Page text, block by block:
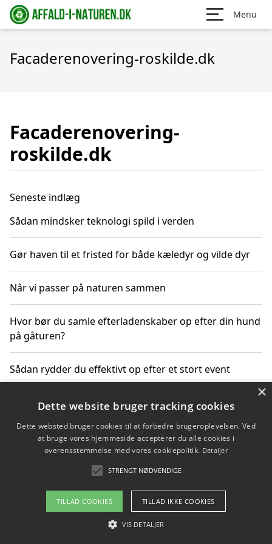
Menu
Facaderenovering-roskilde.dk
Facaderenovering-
roskilde.dk
Seneste indlæg
Sådan mindsker teknologi spild i verden
Gør haven til et fristed for både kæledyr og vilde dyr
Når vi passer på naturen sammen
Hvor bør du samle efterladenskaber op efter din hund
på gåturen?
Sådan rydder du effektivt op efter et stort event
Copyright 2026 - Pilanto Aps
Om / kontakt
Blog Betingelser
×
Dette website bruger tracking cookies
Dette websted bruger cookies til at forbedre brugeroplevelsen. Ved
at bruge vores hjemmeside accepterer du alle cookies i
overensstemmelse med vores cookiepolitik. Detaljer
STRENGT NØDVENDIGE
TILLAD COOKIES TILLAD IKKE COOKIES
VIS DETALJER